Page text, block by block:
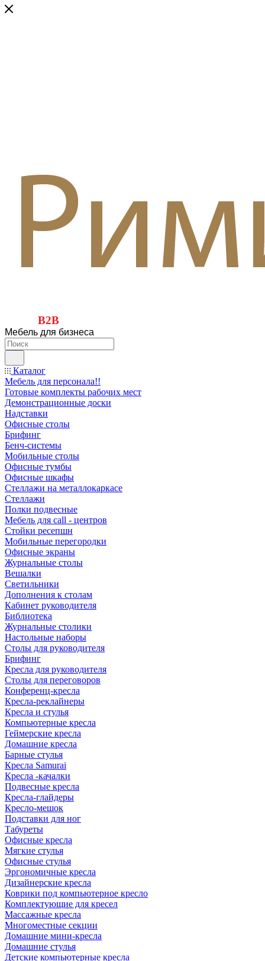
B2B
Мебель для бизнеса
Каталог
Мебель для персонала!!
Готовые комплекты рабочих мест
Демонстрационные доски
Надставки
Офисные столы
Брифинг
Бенч-системы
Мобильные столы
Офисные тумбы
Офисные шкафы
Стеллажи на металлокаркасе
Стеллажи
Полки подвесные
Мебель для call - центров
Стойки ресепшн
Мобильные перегородки
Офисные экраны
Журнальные столы
Вешалки
Светильники
Дополнения к столам
Кабинет руководителя
Библиотека
Журнальные столики
Настольные наборы
Столы для руководителя
Брифинг
Кресла для руководителя
Столы для переговоров
Конференц-кресла
Кресла-реклайнеры
Кресла и стулья
Компьютерные кресла
Геймерские кресла
Домашние кресла
Барные стулья
Кресла Samurai
Кресла -качалки
Подвесные кресла
Кресла-глайдеры
Кресло-мешок
Подставки для ног
Табуреты
Офисные кресла
Мягкие стулья
Офисные стулья
Эргономичные кресла
Дизайнерские кресла
Коврики под компьютерное кресло
Комплектующие для кресел
Массажные кресла
Многоместные секции
Домашние мини-кресла
Домашние стулья
Детские компьютерные кресла